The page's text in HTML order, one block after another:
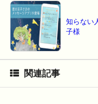
知らない
子様
関連記事